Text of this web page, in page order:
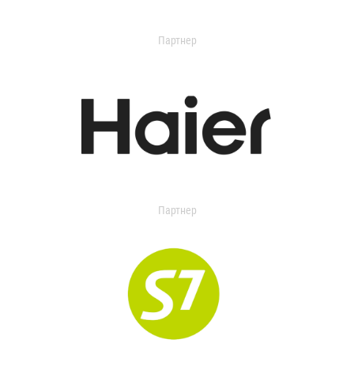
Партнер
Партнер